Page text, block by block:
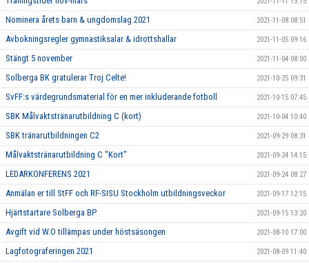
Nominera årets barn & ungdomslag 2021 2021-11-08 08:51
Avbokningsregler gymnastiksalar & idrottshallar 2021-11-05 09:16
Stängt 5 november 2021-11-04 08:00
Solberga BK gratulerar Troj Celte! 2021-10-25 09:31
SvFF:s värdegrundsmaterial för en mer inkluderande fotboll 2021-10-15 07:45
SBK Målvaktstränarutbildning C (kort) 2021-10-04 10:40
SBK tränarutbildningen C2 2021-09-29 08:31
Målvaktstränarutbildning C "Kort” 2021-09-24 14:15
LEDARKONFERENS 2021 2021-09-24 08:27
Anmälan er till StFF och RF-SISU Stockholm utbildningsveckor 2021-09-17 12:15
Hjärtstartare Solberga BP 2021-09-15 13:20
Avgift vid W.O tillämpas under höstsäsongen 2021-08-10 17:00
Lagfotograferingen 2021 2021-08-09 11:40